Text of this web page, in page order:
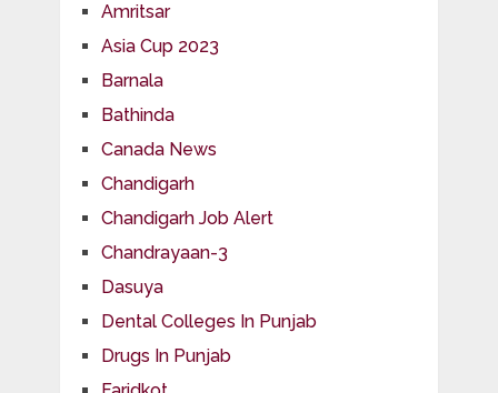
Amritsar
Asia Cup 2023
Barnala
Bathinda
Canada News
Chandigarh
Chandigarh Job Alert
Chandrayaan-3
Dasuya
Dental Colleges In Punjab
Drugs In Punjab